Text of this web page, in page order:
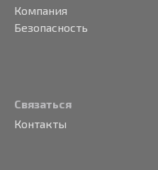
Компания
Безопасность
Связаться
Контакты